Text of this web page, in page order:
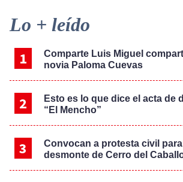
Primary
Sidebar
Lo + leído
Comparte Luis Miguel
novia Paloma Cuevas
Esto es lo que dice el acta de
“El Mencho”
Convocan a protesta civil
desmonte de Cerro del